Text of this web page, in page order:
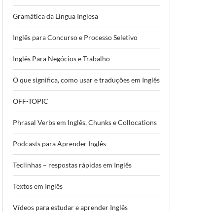
Gramática da Língua Inglesa
Inglês para Concurso e Processo Seletivo
Inglês Para Negócios e Trabalho
O que significa, como usar e traduções em Inglês
OFF-TOPIC
Phrasal Verbs em Inglês, Chunks e Collocations
Podcasts para Aprender Inglês
Teclinhas – respostas rápidas em Inglês
Textos em Inglês
Vídeos para estudar e aprender Inglês